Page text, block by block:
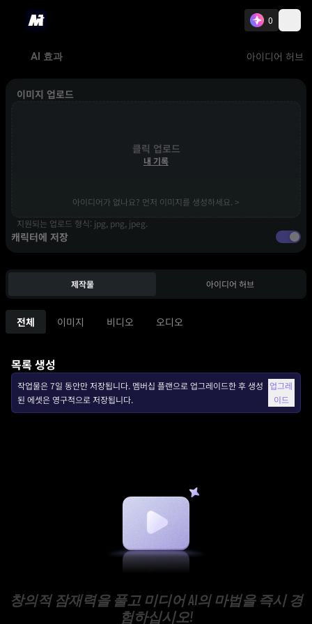
0
AI 효과 아이디어 허브
이미지 업로드
클릭 업로드
내 기록
아이디어가 없나요? 먼저 이미지를 생성하세요. >
지원되는 업로드 형식: jpg, png, jpeg.
캐릭터에 저장
제작물 아이디어 허브
전체 이미지 비디오 오디오
목록 생성
작업물은 7일 동안만 저장됩니다. 멤버십 플랜으로 업그레이드한 후 생성
된 에셋은 영구적으로 저장됩니다.
업그레
이드
창의적 잠재력을 풀고 미디어 AI의 마법을 즉시 경
험하십시오!